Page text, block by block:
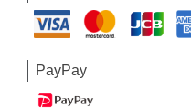
PayPay